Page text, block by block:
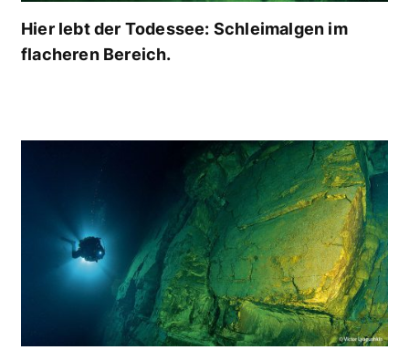
Hier lebt der Todessee: Schleimalgen im
flacheren Bereich.